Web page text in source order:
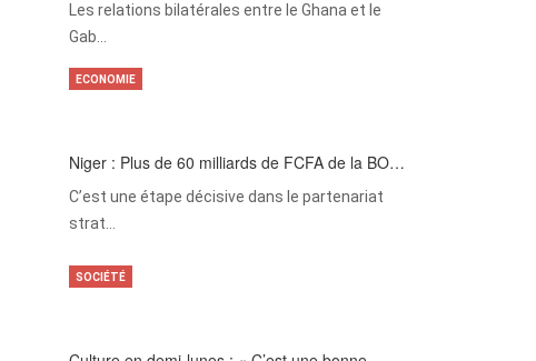
Les relations bilatérales entre le Ghana et le
Gab…
Niger : Plus de 60 milliards de FCFA de la BO…
C’est une étape décisive dans le partenariat
strat…
ECONOMIE
SOCIÉTÉ